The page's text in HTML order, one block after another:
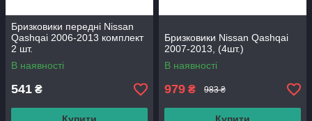
Бризковики передні Nissan
Qashqai 2006-2013 комплект
2 шт.
В наявності
541 ₴
Бризковики Nissan Qashqai
2007-2013, (4шт.)
В наявності
979 ₴ 983 ₴